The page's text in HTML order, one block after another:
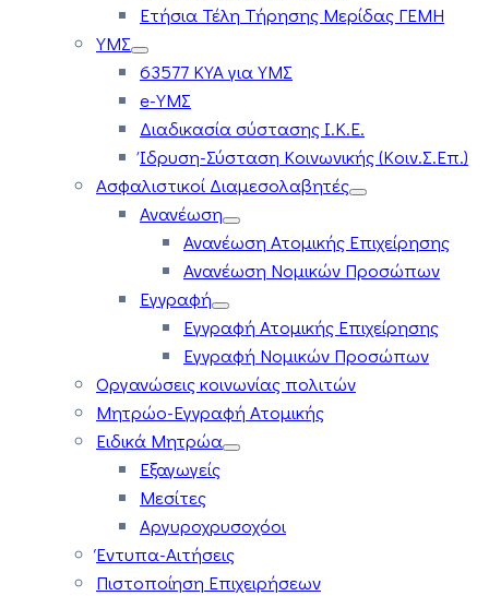
Ετήσια Τέλη Τήρησης Μερίδας ΓΕΜΗ
ΥΜΣ
63577 ΚΥΑ για ΥΜΣ
e-ΥΜΣ
Διαδικασία σύστασης Ι.Κ.Ε.
Ίδρυση-Σύσταση Κοινωνικής (Κοιν.Σ.Επ.)
Ασφαλιστικοί Διαμεσολαβητές
Ανανέωση
Ανανέωση Ατομικής Επιχείρησης
Ανανέωση Νομικών Προσώπων
Εγγραφή
Εγγραφή Ατομικής Επιχείρησης
Εγγραφή Νομικών Προσώπων
Οργανώσεις κοινωνίας πολιτών
Μητρώο-Εγγραφή Ατομικής
Ειδικά Μητρώα
Εξαγωγείς
Μεσίτες
Αργυροχρυσοχόοι
Έντυπα-Αιτήσεις
Πιστοποίηση Επιχειρήσεων